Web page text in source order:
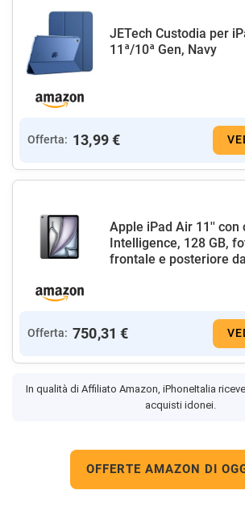
JETech Custodia per
11ª/10ª Gen, Navy
Offerta: 13,99 €
Apple iPad Air 11'' con
Intelligence, 128 GB,
frontale e posteriore
Offerta: 750,31 €
In qualità di Affiliato Amazon, iPhoneItalia
acquisti idonei.
OFFERTE AMAZON DI